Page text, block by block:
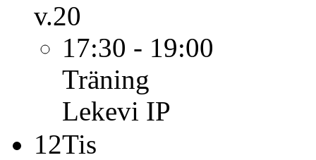
v.20
17:30 - 19:00
Träning
Lekevi IP
12Tis